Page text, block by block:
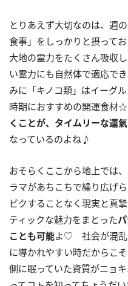
とりあえず大切なのは、週
食事」をしっかりと摂って
大地の霊力をたくさん吸収
い霊力にも自然体で適応
みに「キノコ類」はイーグ
時期におすすめの開運食材
くことが、タイムリーな運
なっているのよね♪
おそらくここから地上では
ラマがあちこちで繰り広げ
ビクすることなく現実と真
ティックな魅力をまとった
ことも可能よ♡ 社会が混乱
に導かれやすい時だからこ
側に眠っていた資質がニョ